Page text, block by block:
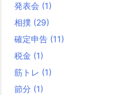
発表会 (1)
相撲 (29)
確定申告 (11)
税金 (1)
筋トレ (1)
節分 (1)